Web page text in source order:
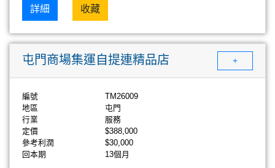
詳細 收藏
屯門商場集運自提連精品店 +
編號
TM26009
地區
屯門
行業
服務
定價
$388,000
參考利潤
$30,000
回本期
13個月